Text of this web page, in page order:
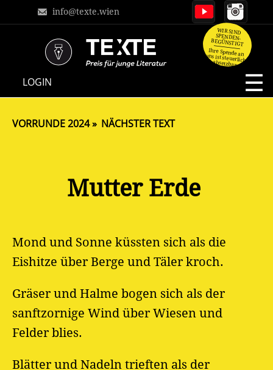
info@texte.wien
LOGIN
WIR SIND
SPENDEN-
BEGÜNSTIGT
Ihre Spende an
uns ist steuerlich
absetzbar.
Mutter Erde ​
Mond und Sonne küssten sich als die
Eishitze über Berge und Täler kroch.
Gräser und Halme bogen sich als der
sanftzornige Wind über Wiesen und
Felder blies.
Blätter und Nadeln trieften als der
VORRUNDE 2024 NÄCHSTER TEXT